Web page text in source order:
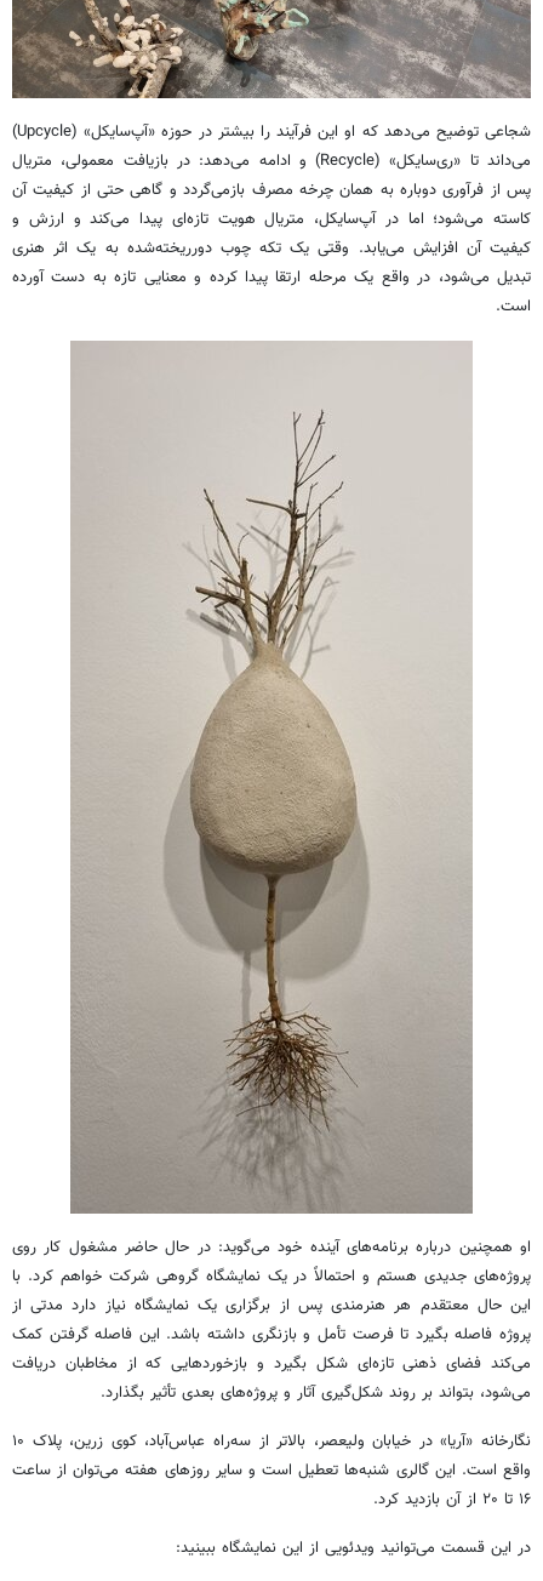
شجاعی توضیح می‌دهد که او این فرآیند را بیشتر در حوزه «آپ‌سایکل» (Upcycle)
می‌داند تا «ری‌سایکل» (Recycle) و ادامه می‌دهد: در بازیافت معمولی، متریال
پس از فرآوری دوباره به همان چرخه مصرف بازمی‌گردد و گاهی حتی از کیفیت آن
کاسته می‌شود؛ اما در آپ‌سایکل، متریال هویت تازه‌ای پیدا می‌کند و ارزش و
کیفیت آن افزایش می‌یابد. وقتی یک تکه چوب دورریخته‌شده به یک اثر هنری
تبدیل می‌شود، در واقع یک مرحله ارتقا پیدا کرده و معنایی تازه به دست آورده
است.
او همچنین درباره برنامه‌های آینده خود می‌گوید: در حال حاضر مشغول کار روی
پروژه‌های جدیدی هستم و احتمالاً در یک نمایشگاه گروهی شرکت خواهم کرد. با
این حال معتقدم هر هنرمندی پس از برگزاری یک نمایشگاه نیاز دارد مدتی از
پروژه فاصله بگیرد تا فرصت تأمل و بازنگری داشته باشد. این فاصله گرفتن کمک
می‌کند فضای ذهنی تازه‌ای شکل بگیرد و بازخوردهایی که از مخاطبان دریافت
می‌شود، بتواند بر روند شکل‌گیری آثار و پروژه‌های بعدی تأثیر بگذارد.
نگارخانه «آریا» در خیابان ولیعصر، بالاتر از سه‌راه عباس‌آباد، کوی زرین، پلاک ۱۰
واقع است. این گالری شنبه‌ها تعطیل است و سایر روزهای هفته می‌توان از ساعت
۱۶ تا ۲۰ از آن بازدید کرد.
در این قسمت می‌توانید ویدئویی از این نمایشگاه ببینید: